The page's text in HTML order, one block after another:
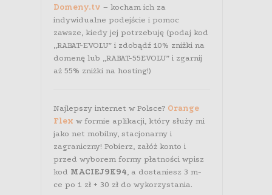
Domeny.tv – kocham ich za
indywidualne podejście i pomoc
zawsze, kiedy jej potrzebuję (podaj kod
„RABAT-EVOLU” i zdobądź 10% zniżki na
domenę lub „RABAT-55EVOLU” i zgarnij
aż 55% zniżki na hosting!)
Najlepszy internet w Polsce? Orange
Flex w formie aplikacji, który służy mi
jako net mobilny, stacjonarny i
zagraniczny! Pobierz, załóż konto i
przed wyborem formy płatności wpisz
kod MACIEJ9K94, a dostaniesz 3 m-
ce po 1 zł + 30 zł do wykorzystania.